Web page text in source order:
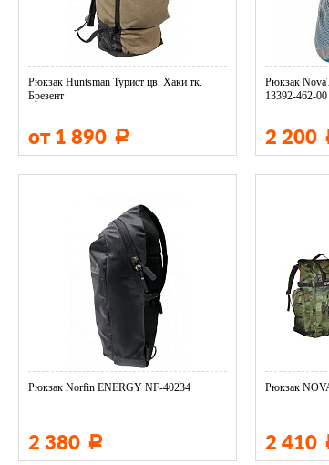
Рюкзак Huntsman Турист цв. Хаки тк.
Брезент
от 1 890 Р
Рюкзак
13392-462-00
2 200
Рюкзак Norfin ENERGY NF-40234
2 380 Р
Рюкзак
2 410